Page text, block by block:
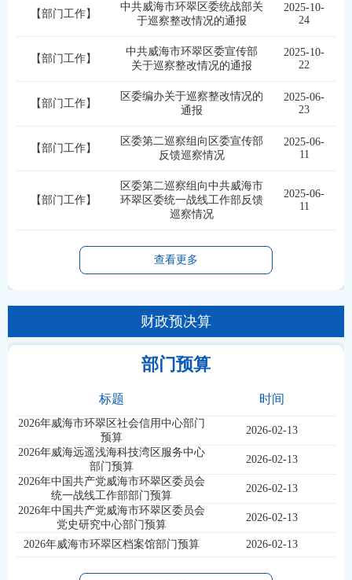
【部门工作】
中共威海市环翠区委统战部关
于巡察整改情况的通报
2025-10-
24
【部门工作】
中共威海市环翠区委宣传部
关于巡察整改情况的通报
2025-10-
22
【部门工作】
区委编办关于巡察整改情况的
通报
2025-06-
23
【部门工作】
区委第二巡察组向区委宣传部
反馈巡察情况
2025-06-
11
【部门工作】
区委第二巡察组向中共威海市
环翠区委统一战线工作部反馈
巡察情况
2025-06-
11
查看更多
财政预决算
部门预算
标题 时间
2026年威海市环翠区社会信用中心部门
预算
2026-02-13
2026年威海远遥浅海科技湾区服务中心
部门预算
2026-02-13
2026年中国共产党威海市环翠区委员会
统一战线工作部部门预算
2026-02-13
2026年中国共产党威海市环翠区委员会
党史研究中心部门预算
2026-02-13
2026年威海市环翠区档案馆部门预算 2026-02-13